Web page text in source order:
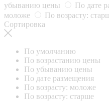
убыванию цены
По дате
моложе
По возрасту:
Сортировка
По умолчанию
По возрастанию цены
По убыванию цены
По дате размещения
По возрасту: моложе
По возрасту: старше